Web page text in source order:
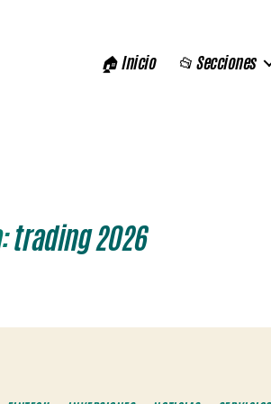
🏠 Inicio 📂 Secciones
trading 2026
Categorías